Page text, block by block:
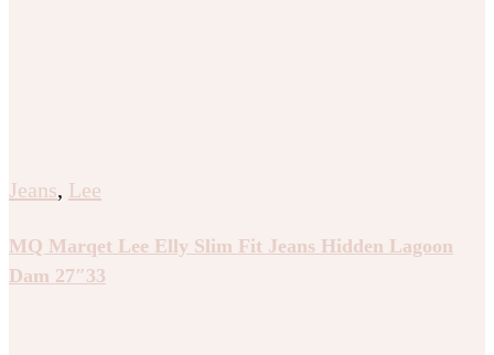
Jeans, Lee
MQ Marqet Lee Elly Slim Fit Jeans Hidden Lagoon
Dam 27″33